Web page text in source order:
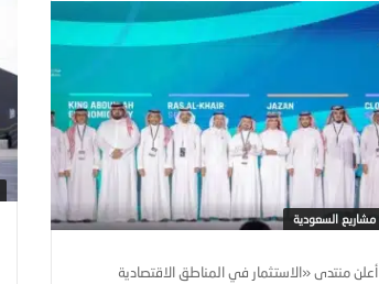
مشاريع السعودية
أعلن منتدى «الاستثمار في المناطق الاقتصادية